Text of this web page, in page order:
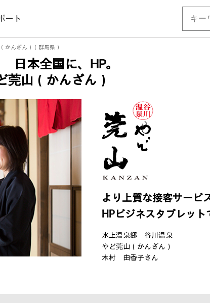
ート
かんざん）（群馬県）
日本全国に、HP。
山（かんざん）
より上質な接客サービ
HPビジネスタブレット
水上温泉郷 谷川温泉
やど莞山（かんざん）
木村 由香子さん